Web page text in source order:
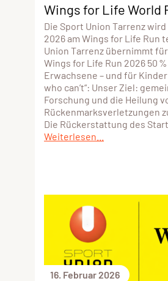
Wings for Life World
Die Sport Union Tarrenz wird
2026 am Wings for Life Run
Union Tarrenz übernimmt
Wings for Life Run 2026 50
Erwachsene – und für Kinder
who can’t“: Unser Ziel:
Forschung und die Heilung
Rückenmarksverletzungen
Die Rückerstattung des
Weiterlesen...
16. Februar 2026